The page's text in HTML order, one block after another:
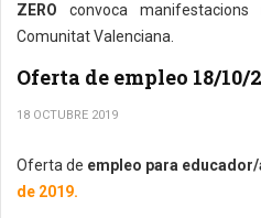
ZERO convoca
Comunitat Valenciana.
Oferta de empleo 18/10/
18 OCTUBRE 2019
Oferta de empleo para educador/
de 2019.